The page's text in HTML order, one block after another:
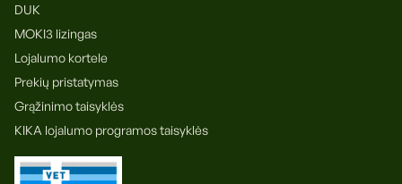
DUK
MOKI3 lizingas
Lojalumo kortele
Prekių pristatymas
Grąžinimo taisyklės
KIKA lojalumo programos taisyklės